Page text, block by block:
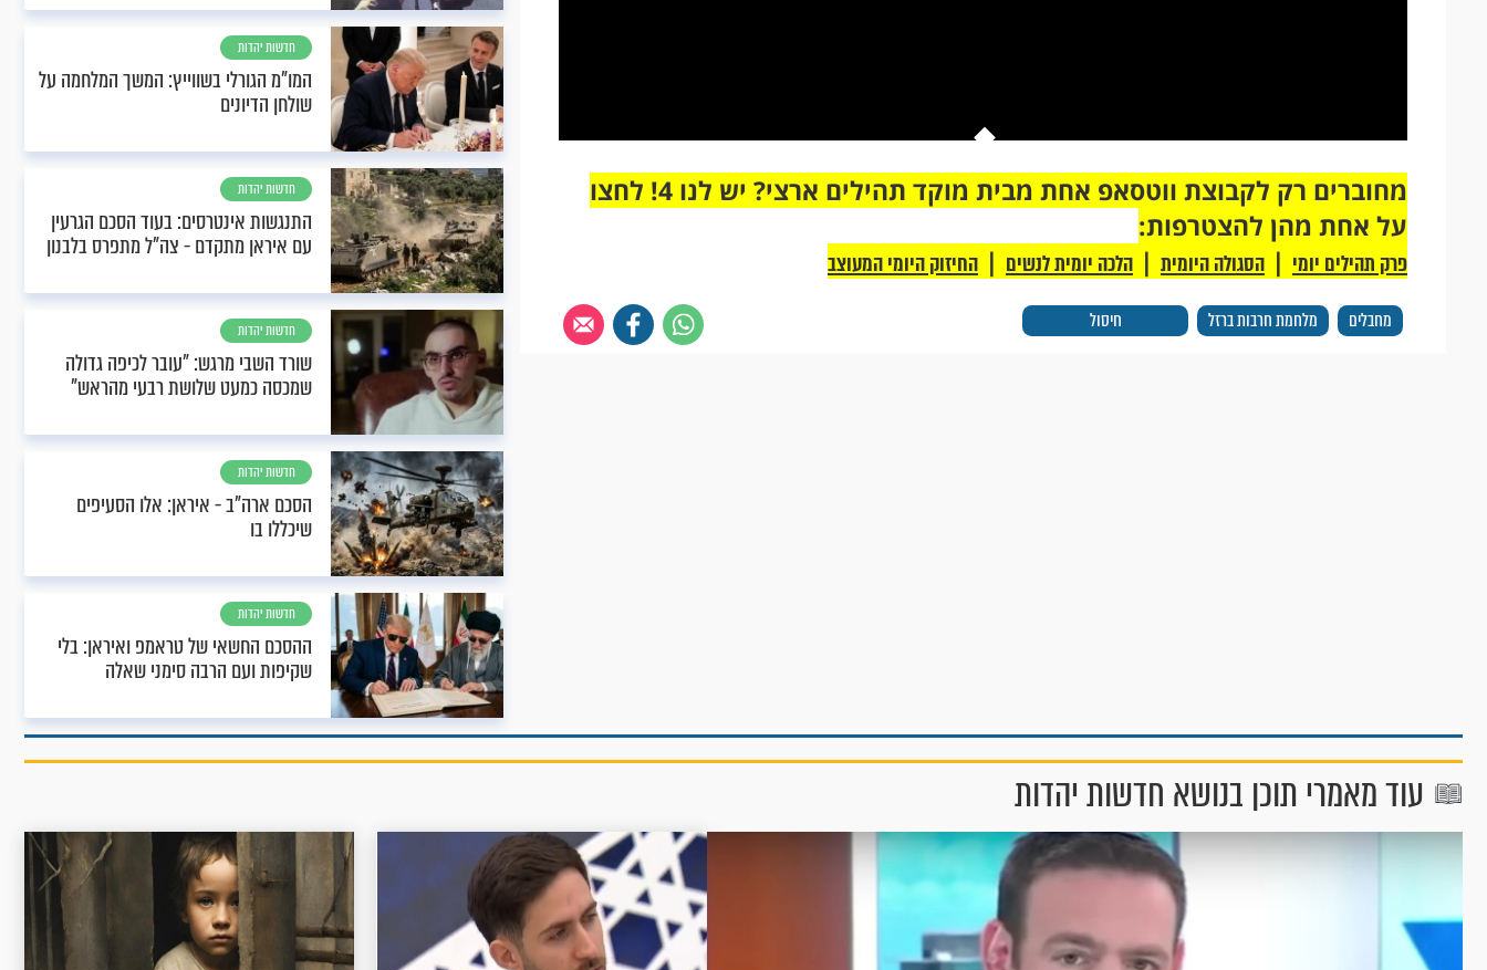
מחבלים מלחמת חרבות ברזל חיסול
מחוברים רק לקבוצת ווטסאפ אחת מבית מוקד תהילים ארצי? יש לנו 4! לחצו
על אחת מהן להצטרפות:
פרק תהילים יומי | הסגולה היומית | הלכה יומית לנשים | החיזוק היומי המעוצב
חדשות יהדות
המו"מ הגורלי בשווייץ: המשך המלחמה על
שולחן הדיונים
חדשות יהדות
התנגשות אינטרסים: בעוד הסכם הגרעין
עם איראן מתקדם - צה"ל מתפרס בלבנון
חדשות יהדות
שורד השבי מרגש: "עובר לכיפה גדולה
שמכסה כמעט שלושת רבעי מהראש"
חדשות יהדות
הסכם ארה"ב - איראן: אלו הסעיפים
שיכללו בו
חדשות יהדות
ההסכם החשאי של טראמפ ואיראן: בלי
שקיפות ועם הרבה סימני שאלה
עוד מאמרי תוכן בנושא חדשות יהדות